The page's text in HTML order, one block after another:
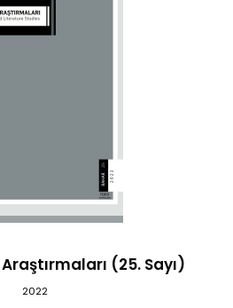
(25. Sayı)
2022